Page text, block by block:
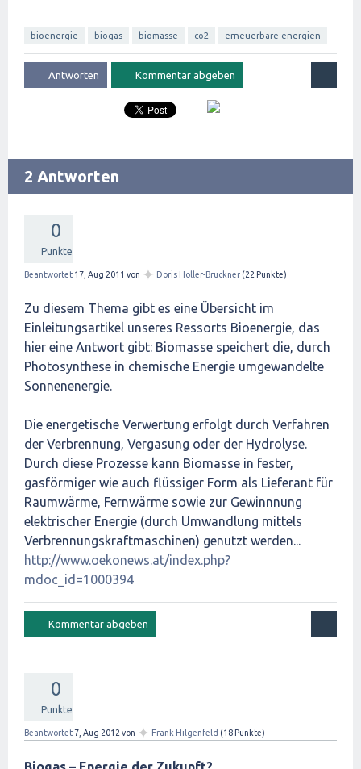
bioenergie biogas biomasse co2 erneuerbare energien
2 Antworten
0
Punkte
Beantwortet 17, Aug 2011 von ✦ Doris Holler-Bruckner (22 Punkte)
Zu diesem Thema gibt es eine Übersicht im
Einleitungsartikel unseres Ressorts Bioenergie, das
hier eine Antwort gibt: Biomasse speichert die, durch
Photosynthese in chemische Energie umgewandelte
Sonnenenergie.
Die energetische Verwertung erfolgt durch Verfahren
der Verbrennung, Vergasung oder der Hydrolyse.
Durch diese Prozesse kann Biomasse in fester,
gasförmiger wie auch flüssiger Form als Lieferant für
Raumwärme, Fernwärme sowie zur Gewinnnung
elektrischer Energie (durch Umwandlung mittels
Verbrennungskraftmaschinen) genutzt werden...
http://www.oekonews.at/index.php?
mdoc_id=1000394
0
Punkte
Beantwortet7, Aug 2012 von ✦ Frank Hilgenfeld (18 Punkte)